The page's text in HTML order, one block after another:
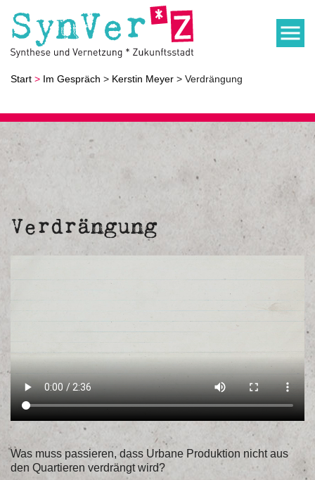
Start > Im Gespräch > Kerstin Meyer > Verdrängung
Verdrängung
Was muss passieren, dass Urbane Produktion nicht aus
den Quartieren verdrängt wird?